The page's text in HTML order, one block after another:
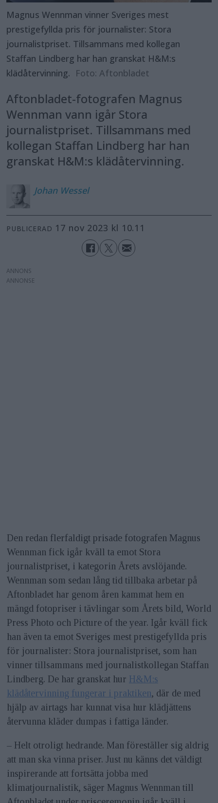
Magnus Wennman vinner Sveriges mest
prestigefyllda pris för journalister: Stora
journalistpriset. Tillsammans med kollegan
Staffan Lindberg har han granskat H&M:s
klädåtervinning. Foto: Aftonbladet
Aftonbladet-fotografen Magnus
Wennman vann igår Stora
journalistpriset. Tillsammans med
kollegan Staffan Lindberg har han
granskat H&M:s klädåtervinning.
Johan Wessel
PUBLICERAD 17 nov 2023 kl 10.11
ANNONS
Den redan flerfaldigt prisade fotografen Magnus
Wennman fick igår kväll ta emot Stora
journalistpriset, i kategorin Årets avslöjande.
Wennman som sedan lång tid tillbaka arbetar på
Aftonbladet har genom åren kammat hem en
mängd fotopriser i tävlingar som Årets bild, World
Press Photo och Picture of the year. Igår kväll fick
han även ta emot Sveriges mest prestigefyllda pris
för journalister: Stora journalistpriset, som han
vinner tillsammans med journalistkollegan Staffan
Lindberg. De har granskat hur H&M:s
klädåtervinning fungerar i praktiken, där de med
hjälp av airtags har kunnat visa hur klädjättens
återvunna kläder dumpas i fattiga länder.
– Helt otroligt hedrande. Man föreställer sig aldrig
att man ska vinna priser. Just nu känns det väldigt
inspirerande att fortsätta jobba med
klimatjournalistik, säger Magnus Wennman till